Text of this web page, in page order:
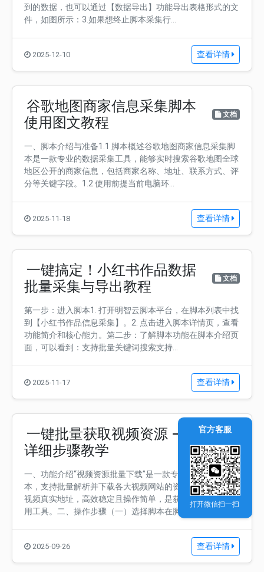
到的数据，也可以通过【数据导出】功能导出表格形式的文
件，如图所示：3.如果想终止脚本采集行...
2025-12-10 查看详情
谷歌地图商家信息采集脚本
使用图文教程
文档
一、脚本介绍与准备1.1 脚本概述谷歌地图商家信息采集脚
本是一款专业的数据采集工具，能够实时搜索谷歌地图全球
地区公开的商家信息，包括商家名称、地址、联系方式、评
分等关键字段。1.2 使用前提当前电脑环...
2025-11-18 查看详情
一键搞定！小红书作品数据
批量采集与导出教程
文档
第一步：进入脚本1. 打开明智云脚本平台，在脚本列表中找
到【小红书作品信息采集】。2. 点击进入脚本详情页，查看
功能简介和核心能力。第二步：了解脚本功能在脚本介绍页
面，可以看到：支持批量关键词搜索支持...
2025-11-17 查看详情
一键批量获取视频资源 ——
详细步骤教学
一、功能介绍“视频资源批量下载”是一款专业的视频下载脚
本，支持批量解析并下载各大视频网站的资源，能智能分析
视频真实地址，高效稳定且操作简单，是获取视频内容的实
用工具。二、操作步骤（一）选择脚本在脚本应...
2025-09-26 查看详情
官方客服
打开微信扫一扫